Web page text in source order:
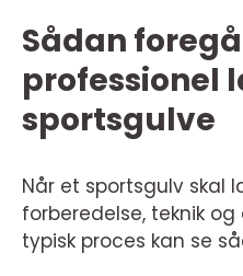
Sådan
professionel
sportsgulve
Når et sportsgulv skal
forberedelse, teknik
typisk proces kan se